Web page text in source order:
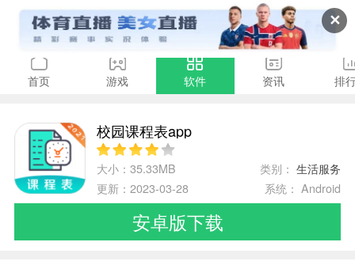
✕
首页 游戏 软件 资讯 排
校园课程表app
大小：35.33MB 类别：生活服务
更新：2023-03-28
系统： Android
安卓版下载